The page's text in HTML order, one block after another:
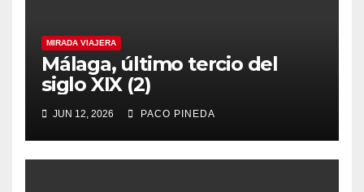
MIRADA VIAJERA
Málaga, último tercio del
siglo XIX (2)
JUN 12, 2026 PACO PINEDA